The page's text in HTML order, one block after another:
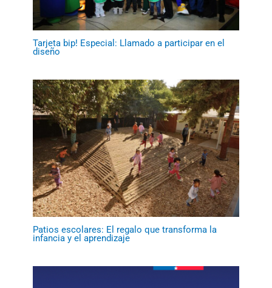
Tarjeta bip! Especial: Llamado a participar en el
diseño
Patios escolares: El regalo que transforma la
infancia y el aprendizaje